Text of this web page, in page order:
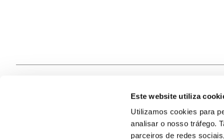
Este website utiliza
Utilizamos cookies para
analisar o nosso tráfego.
parceiros de redesQuem